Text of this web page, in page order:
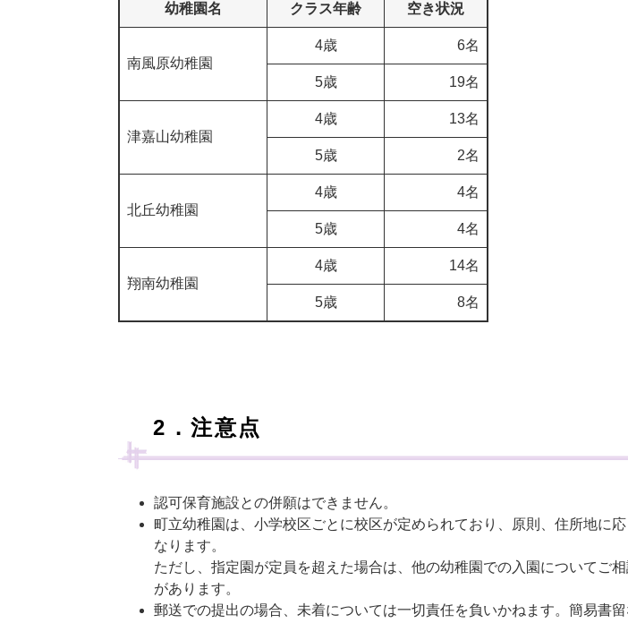
幼稚園名
クラス年齢 空き状況
南風原幼稚園
4歳 6名
5歳 19名
津嘉山幼稚園
4歳 13名
5歳 2名
北丘幼稚園
4歳 4名
5歳 4名
翔南幼稚園
4歳 14名
5歳 8名
2．注意点
認可保育施設との併願はできません。
町立幼稚園は、小学校区ごとに校区が定められており、原則、住所地に
なります。
ただし、指定園が定員を超えた場合は、他の幼稚園での入園についてご
があります。
郵送での提出の場合、未着については一切責任を負いかねます。簡易書